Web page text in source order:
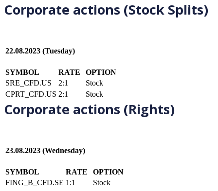
Corporate actions (Stock Splits)
22.08.2023 (Tuesday)
SYMBOL RATE
OPTION
SRE_CFD.US
2:1
Stock
CPRT_CFD.US 2:1 Stock
Corporate actions (Rights)
23.08.2023 (Wednesday)
SYMBOL RATE
OPTION
FING_B_CFD.SE 1:1 Stock